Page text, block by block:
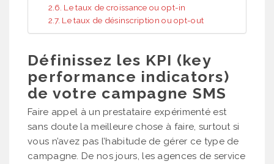
Le taux de croissance ou opt-in
Le taux de désinscription ou opt-out
Définissez les KPI (key
performance indicators)
de votre campagne SMS
Faire appel à un prestataire expérimenté est
sans doute la meilleure chose à faire, surtout si
vous n’avez pas l’habitude de gérer ce type de
campagne. De nos jours, les agences de service